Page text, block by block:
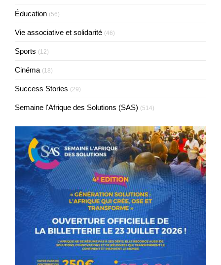
Éducation (56)
Vie associative et solidarité (46)
Sports (12)
Cinéma (18)
Success Stories (29)
Semaine l'Afrique des Solutions (SAS) (514)